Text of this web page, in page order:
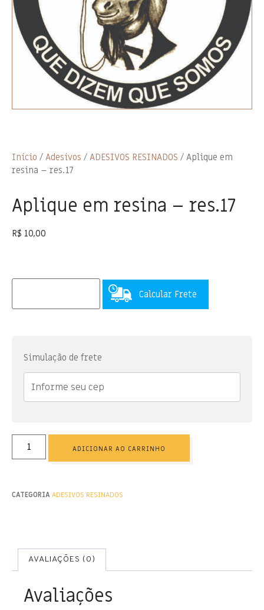
Início / Adesivos / ADESIVOS RESINADOS / Aplique em
resina – res.17
Aplique em resina – res.17
R$ 10,00
Calcular Frete
Simulação de frete
ADICIONAR AO CARRINHO
CATEGORIAADESIVOS RESINADOS
AVALIAÇÕES (0)
Avaliações